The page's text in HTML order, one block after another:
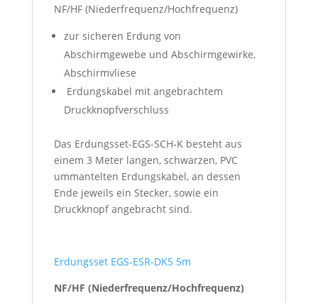
NF/HF (Niederfrequenz/Hochfrequenz)
zur sicheren Erdung von
Abschirmgewebe und Abschirmgewirke,
Abschirmvliese
Erdungskabel mit angebrachtem
Druckknopfverschluss
Das Erdungsset-EGS-SCH-K besteht aus
einem 3 Meter langen, schwarzen, PVC
ummantelten Erdungskabel, an dessen
Ende jeweils ein Stecker, sowie ein
Druckknopf angebracht sind.
Erdungsset EGS-ESR-DK5 5m
NF/HF (Niederfrequenz/Hochfrequenz)